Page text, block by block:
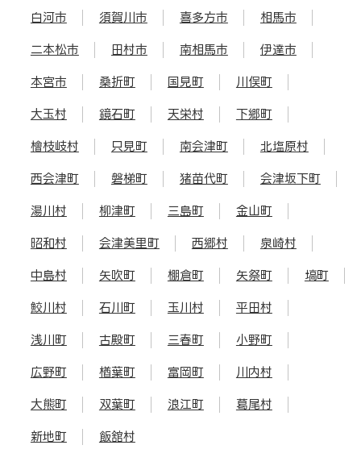
白河市 須賀川市 喜多方市 相馬市
二本松市 田村市 南相馬市 伊達市
本宮市 桑折町 国見町 川俣町
大玉村 鏡石町 天栄村 下郷町
檜枝岐村 只見町 南会津町 北塩原村
西会津町 磐梯町 猪苗代町 会津坂下町
湯川村 柳津町 三島町 金山町
昭和村 会津美里町 西郷村 泉崎村
中島村 矢吹町 棚倉町 矢祭町 塙町
鮫川村 石川町 玉川村 平田村
浅川町 古殿町 三春町 小野町
広野町 楢葉町 富岡町 川内村
大熊町 双葉町 浪江町 葛尾村
新地町 飯舘村